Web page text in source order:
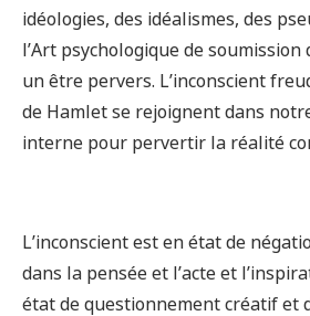
idéologies, des idéalismes, des
l’Art psychologique de
un être pervers. L’inconscient
de Hamlet se rejoignent dans
interne pour pervertir la réalité
L’inconscient est en état de
dans la pensée et l’acte et
état de questionnement créatif et